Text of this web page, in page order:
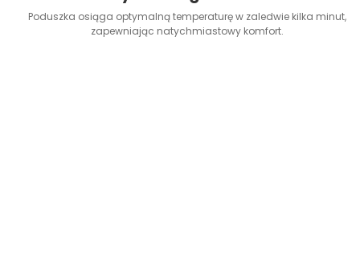
Poduszka osiąga optymalną temperaturę w zaledwie kilka minut,
zapewniając natychmiastowy komfort.